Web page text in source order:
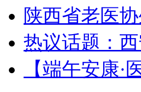
陕西省老医
热议话题：
【端午安康